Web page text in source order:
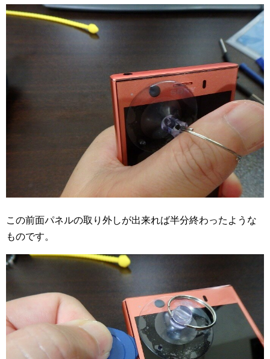
この前面パネルの取り外しが出来れば半分終わったような
ものです。